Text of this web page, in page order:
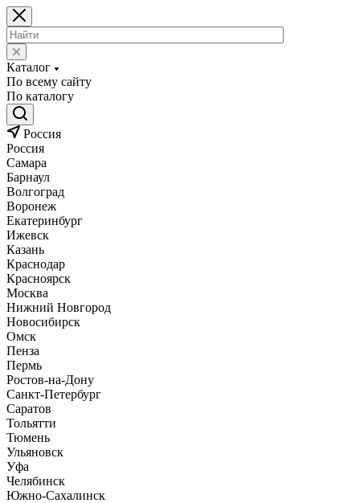
Каталог
По всему сайту
По каталогу
Россия
Россия
Самара
Барнаул
Волгоград
Воронеж
Екатеринбург
Ижевск
Казань
Краснодар
Красноярск
Москва
Нижний Новгород
Новосибирск
Омск
Пенза
Пермь
Ростов-на-Дону
Санкт-Петербург
Саратов
Тольятти
Тюмень
Ульяновск
Уфа
Челябинск
Южно-Сахалинск